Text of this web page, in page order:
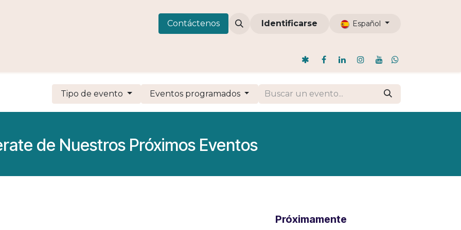
Eventos Comunidades ODI Nosotros Blog
Contáctenos Identificarse Español
Tipo de evento Eventos programados
de Nuestros Próximos Eventos
Próximamente